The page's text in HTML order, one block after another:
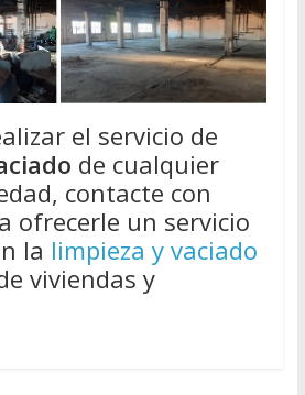
el servicio de
de cualquier
contacte con
ofrecerle un servicio
la limpieza y vaciado
viviendas y